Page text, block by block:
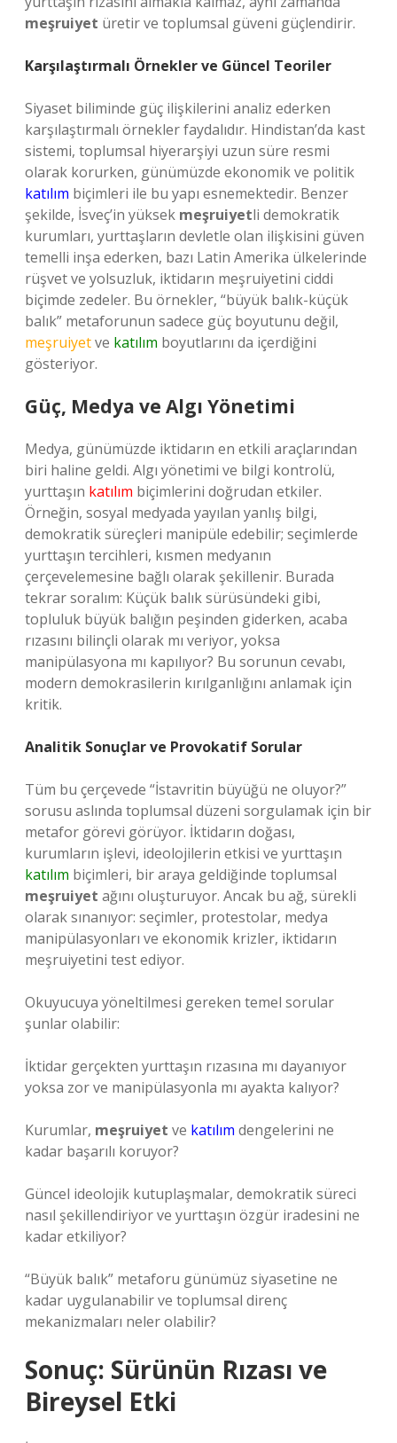
meşruiyet üretir ve toplumsal güveni güçlendirir.
Karşılaştırmalı Örnekler ve Güncel Teoriler
Siyaset biliminde güç ilişkilerini analiz ederken
karşılaştırmalı örnekler faydalıdır. Hindistan’da kast
sistemi, toplumsal hiyerarşiyi uzun süre resmi
olarak korurken, günümüzde ekonomik ve politik
katılım biçimleri ile bu yapı esnemektedir. Benzer
şekilde, İsveç’in yüksek meşruiyetli demokratik
kurumları, yurttaşların devletle olan ilişkisini güven
temelli inşa ederken, bazı Latin Amerika ülkelerinde
rüşvet ve yolsuzluk, iktidarın meşruiyetini ciddi
biçimde zedeler. Bu örnekler, “büyük balık-küçük
balık” metaforunun sadece güç boyutunu değil,
meşruiyetve katılım boyutlarını da içerdiğini
gösteriyor.
Güç, Medya ve Algı Yönetimi
Medya, günümüzde iktidarın en etkili araçlarından
biri haline geldi. Algı yönetimi ve bilgi kontrolü,
yurttaşın katılım biçimlerini doğrudan etkiler.
Örneğin, sosyal medyada yayılan yanlış bilgi,
demokratik süreçleri manipüle edebilir; seçimlerde
yurttaşın tercihleri, kısmen medyanın
çerçevelemesine bağlı olarak şekillenir. Burada
tekrar soralım: Küçük balık sürüsündeki gibi,
topluluk büyük balığın peşinden giderken, acaba
rızasını bilinçli olarak mı veriyor, yoksa
manipülasyona mı kapılıyor? Bu sorunun cevabı,
modern demokrasilerin kırılganlığını anlamak için
kritik.
Analitik Sonuçlar ve Provokatif Sorular
Tüm bu çerçevede “İstavritin büyüğü ne oluyor?”
sorusu aslında toplumsal düzeni sorgulamak için bir
metafor görevi görüyor. İktidarın doğası,
kurumların işlevi, ideolojilerin etkisi ve yurttaşın
katılım biçimleri, bir araya geldiğinde toplumsal
meşruiyet ağını oluşturuyor. Ancak bu ağ, sürekli
olarak sınanıyor: seçimler, protestolar, medya
manipülasyonları ve ekonomik krizler, iktidarın
meşruiyetini test ediyor.
Okuyucuya yöneltilmesi gereken temel sorular
şunlar olabilir:
İktidar gerçekten yurttaşın rızasına mı dayanıyor
yoksa zor ve manipülasyonla mı ayakta kalıyor?
Kurumlar, meşruiyet ve katılım dengelerini ne
kadar başarılı koruyor?
Güncel ideolojik kutuplaşmalar, demokratik süreci
nasıl şekillendiriyor ve yurttaşın özgür iradesini ne
kadar etkiliyor?
“Büyük balık” metaforu günümüz siyasetine ne
kadar uygulanabilir ve toplumsal direnç
mekanizmaları neler olabilir?
Sonuç: Sürünün Rızası ve
Bireysel Etki